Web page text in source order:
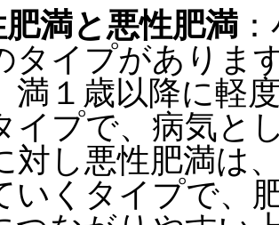
満と悪性肥満：
タイプがありま
満１歳以降に軽
イプで、病気と
対し悪性肥満は
いくタイプで、